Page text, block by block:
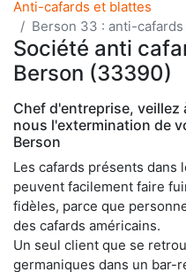
Anti-cafards et blattes
Berson 33 : anti-
Société anti
Berson (33390)
Chef d'entreprise, veillez
nous l'extermination de
Berson
Les cafards présents dans
peuvent facilement faire
fidèles, parce que
des cafards américains.
Un seul client que se
germaniques dans un bar-